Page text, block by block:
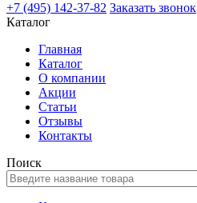
+7 (495) 142-37-82 Заказать звонок
Каталог
Главная
Каталог
О компании
Акции
Статьи
Отзывы
Контакты
Поиск